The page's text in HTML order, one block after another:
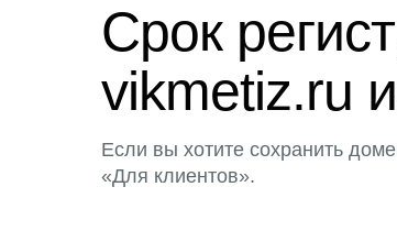
Срок
vikmetiz.ru
Если вы хотите сохранить
«Для клиентов».